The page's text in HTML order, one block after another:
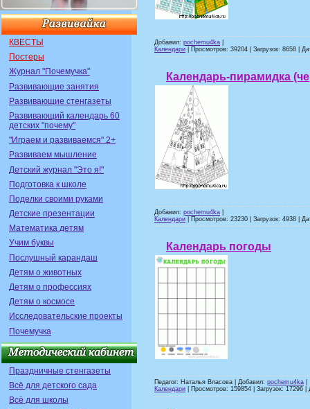
КВЕСТЫ
Постеры
Журнал "Почемучка"
Развивающие занятия
Развивающие стенгазеты
Развивающий календарь 60
детских "почему"
"Играем и развиваемся" 2+
Развиваем мышление
Детский журнал "Это я!"
Подготовка к школе
Поделки своими руками
Детские презентации
Математика детям
Учим буквы
Послушный карандаш
Детям о животных
Детям о профессиях
Детям о космосе
Исследовательские проекты
Почемучка
Праздничные стенгазеты
Всё для детского сада
Всё для школы
Добавил: pochemu4ka
Календари | Просмотров: 39204 | Загрузок: 8658 |
Календарь-пирамидка
Добавил: pochemu4ka
Календари | Просмотров: 23230 | Загрузок: 4938 |
Календарь погоды
Педагог: Наталья Власова | Добавил: pochemu4ka
Календари | Просмотров: 159854 | Загрузок: 17296